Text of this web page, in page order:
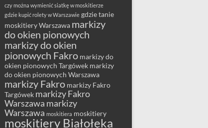
czy można wymienić siatkę w moskitierze
gdzie kupić rolety w Warszawie gdzie tanie
moskitiery Warszawa markizy
do okien pionowych
markizy do okien
pionowych Fakro markizy do
okien pionowych Targówek markizy
do okien pionowych Warszawa
markizy Fakro markizy Fakro
Targówek markizy Fakro
Warszawa markizy
Warszawa moskitiera moskitiery
moskitiery Białołęka